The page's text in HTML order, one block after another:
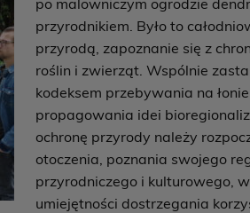
przyrodnikiem. Było to
przyrodą, zapoznanie się z
roślin i zwierząt. Wspólnie
kodeksem przebywania na
propagowania idei
ochronę przyrody należy
otoczenia, poznania swojego
przyrodniczego i kulturowego,
umiejętności dostrzegania